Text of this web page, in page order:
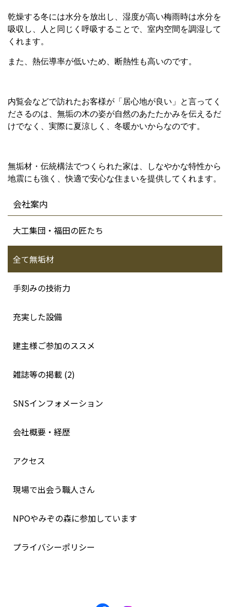
乾燥する冬には水分を放出し、湿度が高い梅雨時は水分を
吸収し、人と同じく呼吸することで、室内空間を調湿して
くれます。
また、熱伝導率が低いため、断熱性も高いのです。
内覧会などで訪れたお客様が「居心地が良い」と言ってく
ださるのは、無垢の木の姿が自然のあたたかみを伝えるだ
けでなく、実際に夏涼しく、冬暖かいからなのです。
無垢材・伝統構法でつくられた家は、しなやかな特性から
地震にも強く、快適で安心な住まいを提供してくれます。
会社案内
大工集団・福田の匠たち
全て無垢材
手刻みの技術力
充実した設備
建主様ご参加のススメ
雑誌等の掲載 (2)
SNSインフォメーション
会社概要・経歴
アクセス
現場で出会う職人さん
NPOやみぞの森に参加しています
プライバシーポリシー